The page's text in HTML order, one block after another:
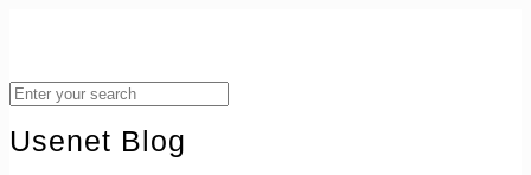
Usenet Blog